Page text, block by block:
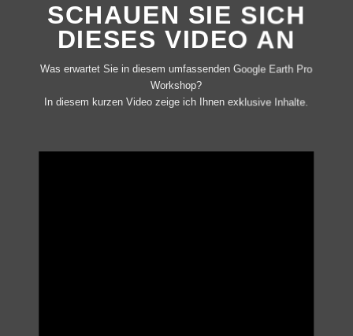
SCHAUEN SIE SICH
DIESES VIDEO AN
Was erwartet Sie in diesem umfassenden Google Earth Pro
Workshop?
In diesem kurzen Video zeige ich Ihnen exklusive Inhalte.